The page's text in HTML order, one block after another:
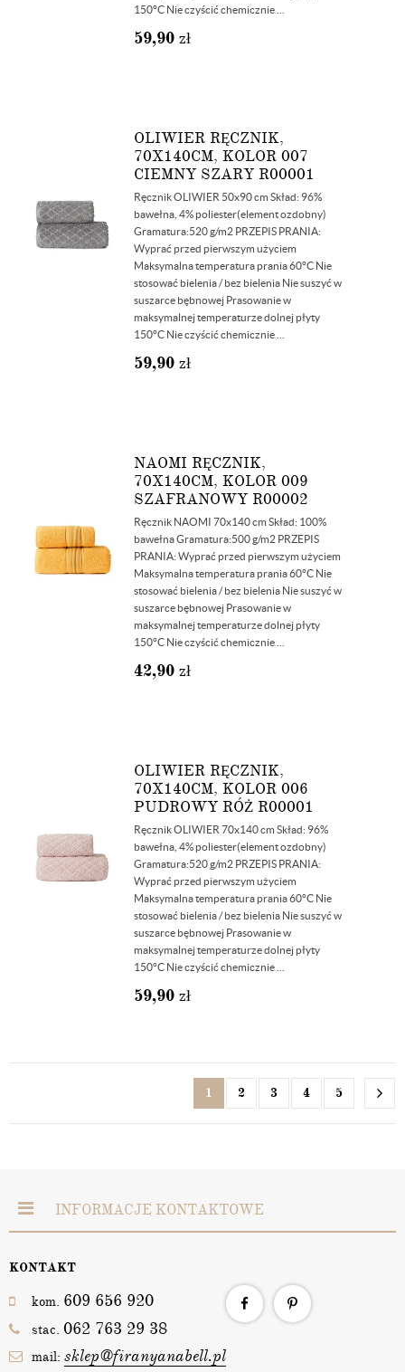
150°C Nie czyścić chemicznie ...
59,90 zł
OLIWIER RĘCZNIK,
70X140CM, KOLOR 007
CIEMNY SZARY R00001
Ręcznik OLIWIER 50x90 cm Skład: 96%
bawełna, 4% poliester(element ozdobny)
Gramatura:520 g/m2 PRZEPIS PRANIA:
Wyprać przed pierwszym użyciem
Maksymalna temperatura prania 60°C Nie
stosować bielenia / bez bielenia Nie suszyć w
suszarce bębnowej Prasowanie w
maksymalnej temperaturze dolnej płyty
150°C Nie czyścić chemicznie ...
59,90 zł
NAOMI RĘCZNIK,
70X140CM, KOLOR 009
SZAFRANOWY R00002
Ręcznik NAOMI 70x140 cm Skład: 100%
bawełna Gramatura:500 g/m2 PRZEPIS
PRANIA: Wyprać przed pierwszym użyciem
Maksymalna temperatura prania 60°C Nie
stosować bielenia / bez bielenia Nie suszyć w
suszarce bębnowej Prasowanie w
maksymalnej temperaturze dolnej płyty
150°C Nie czyścić chemicznie ...
42,90 zł
OLIWIER RĘCZNIK,
70X140CM, KOLOR 006
PUDROWY RÓŻ R00001
Ręcznik OLIWIER 70x140 cm Skład: 96%
bawełna, 4% poliester(element ozdobny)
Gramatura:520 g/m2 PRZEPIS PRANIA:
Wyprać przed pierwszym użyciem
Maksymalna temperatura prania 60°C Nie
stosować bielenia / bez bielenia Nie suszyć w
suszarce bębnowej Prasowanie w
maksymalnej temperaturze dolnej płyty
150°C Nie czyścić chemicznie ...
59,90 zł
1 2 3 4 5
INFORMACJE KONTAKTOWE
KONTAKT
kom. 609 656 920
stac. 062 763 29 38
mail: sklep@firanyanabell.pl